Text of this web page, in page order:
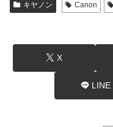
キヤノン Canon
X
LINE